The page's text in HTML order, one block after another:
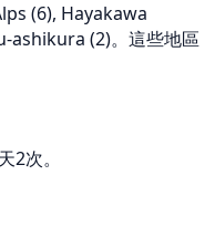
(6), Hayakawa
ashikura (2)。這些地區
2次。